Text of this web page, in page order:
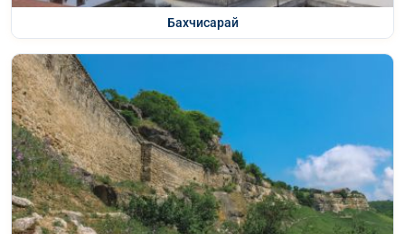
Бахчисарай